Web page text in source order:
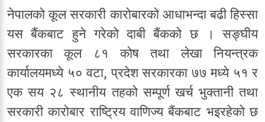
नेपालको कूल सरकारी कारोबारको आधाभन्दा बढी हिस्सा
यस बैंकबाट हुने गरेको दाबी बैंकको छ । सङ्घीय
सरकारका कूल ८१ कोष तथा लेखा नियन्त्रक
कार्यालयमध्ये ५० वटा, प्रदेश सरकारका ७७ मध्ये ५१ र
एक सय २८ स्थानीय तहको सम्पूर्ण खर्च भुक्तानी तथा
सरकारी कारोबार राष्ट्रिय वाणिज्य बैंकबाट भइरहेको छ